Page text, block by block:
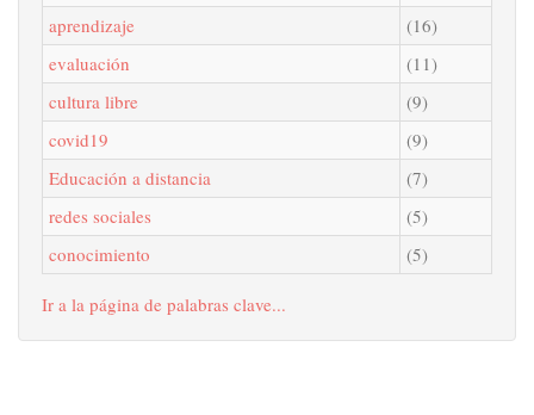
aprendizaje
(16)
evaluación
(11)
cultura libre
(9)
covid19
(9)
Educación a distancia
(7)
redes sociales
(5)
conocimiento
(5)
Ir a la página de palabras clave...